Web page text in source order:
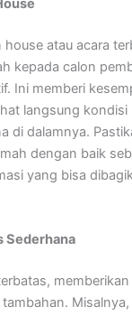
atau acara
kepada calon
Ini memberi
langsung kondisi
di dalamnya.
dengan baik
yang bisa
Sederhana